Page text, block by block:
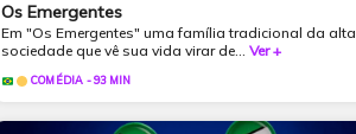
Os Emergentes
Em "Os Emergentes" uma família tradicional da alta
sociedade que vê sua vida virar de... Ver +
COMÉDIA - 93 MIN